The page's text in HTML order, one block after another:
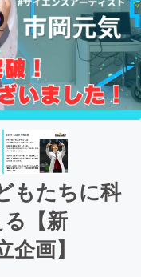
もたちに科
【新
画】